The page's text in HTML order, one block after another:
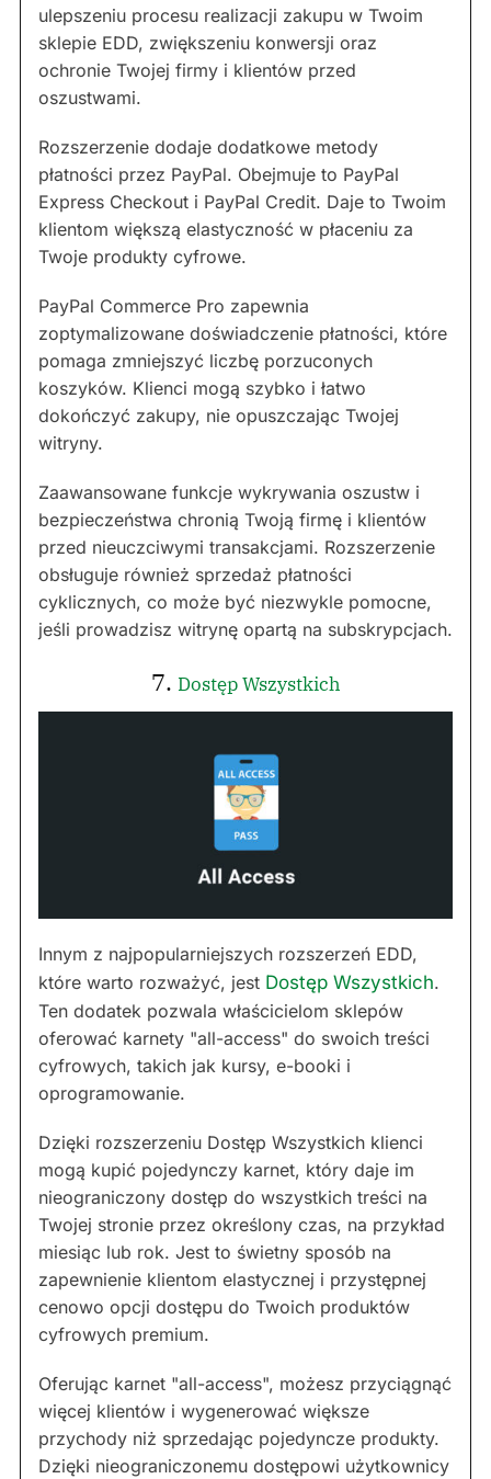
ulepszeniu procesu realizacji zakupu w Twoim
sklepie EDD, zwiększeniu konwersji oraz
ochronie Twojej firmy i klientów przed
oszustwami.
Rozszerzenie dodaje dodatkowe metody
płatności przez PayPal. Obejmuje to PayPal
Express Checkout i PayPal Credit. Daje to Twoim
klientom większą elastyczność w płaceniu za
Twoje produkty cyfrowe.
PayPal Commerce Pro zapewnia
zoptymalizowane doświadczenie płatności, które
pomaga zmniejszyć liczbę porzuconych
koszyków. Klienci mogą szybko i łatwo
dokończyć zakupy, nie opuszczając Twojej
witryny.
Zaawansowane funkcje wykrywania oszustw i
bezpieczeństwa chronią Twoją firmę i klientów
przed nieuczciwymi transakcjami. Rozszerzenie
obsługuje również sprzedaż płatności
cyklicznych, co może być niezwykle pomocne,
jeśli prowadzisz witrynę opartą na subskrypcjach.
7. Dostęp Wszystkich
Innym z najpopularniejszych rozszerzeń EDD,
które warto rozważyć, jest Dostęp Wszystkich.
Ten dodatek pozwala właścicielom sklepów
oferować karnety "all-access" do swoich treści
cyfrowych, takich jak kursy, e-booki i
oprogramowanie.
Dzięki rozszerzeniu Dostęp Wszystkich klienci
mogą kupić pojedynczy karnet, który daje im
nieograniczony dostęp do wszystkich treści na
Twojej stronie przez określony czas, na przykład
miesiąc lub rok. Jest to świetny sposób na
zapewnienie klientom elastycznej i przystępnej
cenowo opcji dostępu do Twoich produktów
cyfrowych premium.
Oferując karnet "all-access", możesz przyciągnąć
więcej klientów i wygenerować większe
przychody niż sprzedając pojedyncze produkty.
Dzięki nieograniczonemu dostępowi użytkownicy